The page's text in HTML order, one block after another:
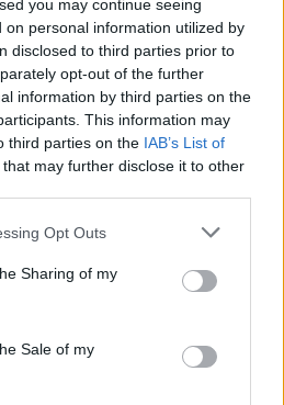
you may continue seeing
on personal information utilized by
disclosed to third parties prior to
opt-out of the further
information by third parties on the
This information may
third parties on the IAB’s List of
that may further disclose it to other
Opt Outs
Sharing of my
Sale of my
musical :
la guitare chez
les MP3 sur
les MP3 ou trouver le CD sur